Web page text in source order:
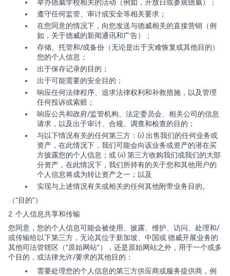
举办德威学校相关的活动（例如，开放日或参观德威）；
遵守任何监管、审计或安全等相关要求；
在您同意的情况下，向您发送与德威相关的直接营销（例
如，关于德威的新闻通讯和广告）；
存储、托管和/或备份（无论是出于灾难恢复或其他目的）
您的个人信息；
出于保存记录的目的；
出于可能需要的安全目的；
响应任何法律程序、追求法律权利和补救措施，以及管理
任何投诉或索赔；
响应公共和政府/监管机构、法定委员会、相关公司的信息
请求，以及出于审计、合规、调查和检查的目的；
与以下情况有关的任何第三方：(i) 出售我们的任何业务或
资产，在此情况下，我们可能会向该业务或资产的潜在买
方披露您的个人信息；或 (ii) 第三方收购我们或我们的大部
分资产，在此情况下，我们所持有的关于您和其他用户的
个人信息将成为转让资产之一；以及
实现与上述情况有关或相关的任何其他附带业务目的。
（“目的”）
2. 个人信息共享和传输
您同意，您的个人信息可能会被使用、披露、维护、访问、处理和/
或传输给以下第三方，无论其位于新加坡、中国或 德威开展业务的
其他司法管辖区（“原始网站”），还是原始网站之外，用于一个或多
个目的，或法律允许/要求的其他目的：
需要处理您的个人信息的第三方供应商或服务提供商，例